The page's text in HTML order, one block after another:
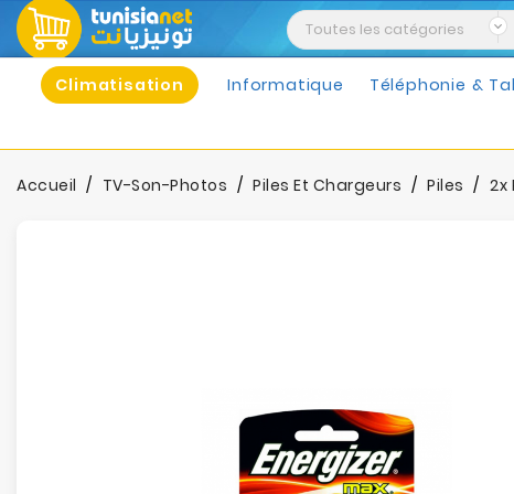
Climatisation Informatique Téléphonie &
Accueil TV-Son-Photos Piles Et Chargeurs Piles 2x